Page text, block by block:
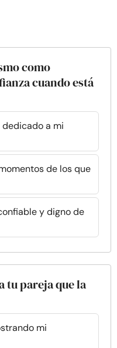
como
cuando está
a mi
de los que
y digno de
tu pareja que la
mi